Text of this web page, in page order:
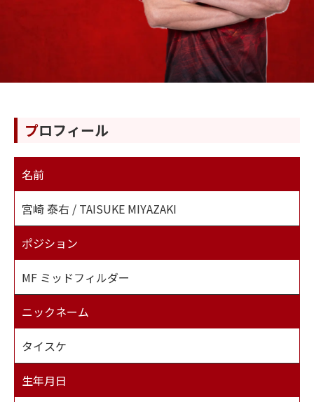
ジュニアユース
お問い合わせ
プロフィール
名前
宮崎 泰右 / TAISUKE MIYAZAKI
ポジション
MF ミッドフィルダー
ニックネーム
タイスケ
生年月日